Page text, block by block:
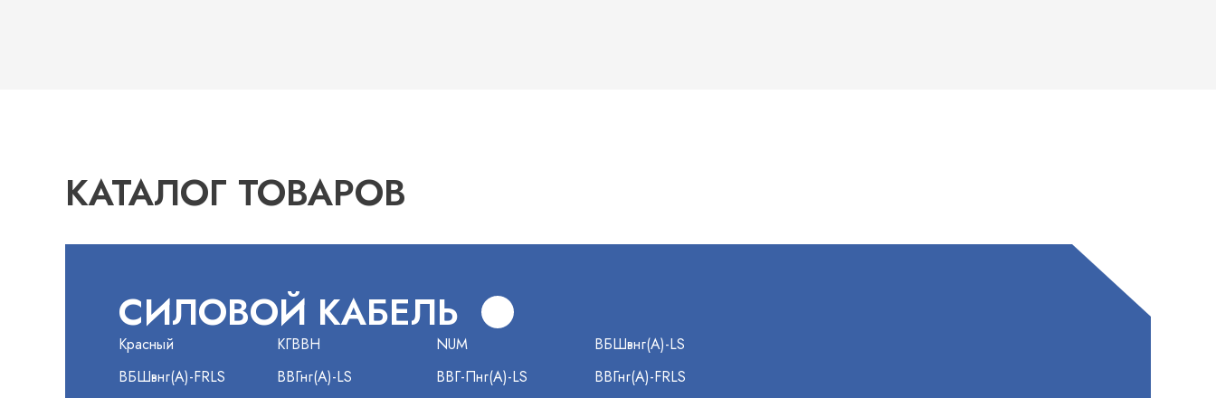
КАТАЛОГ ТОВАРОВ
СИЛОВОЙ КАБЕЛЬ
Красный КГВВН NUM
ВБШвнг(А)-LS
ВБШвнг(А)-FRLS
ВВГнг(А)-LS ВВГ-Пнг(А)-LS
ВВГнг(А)-FRLS